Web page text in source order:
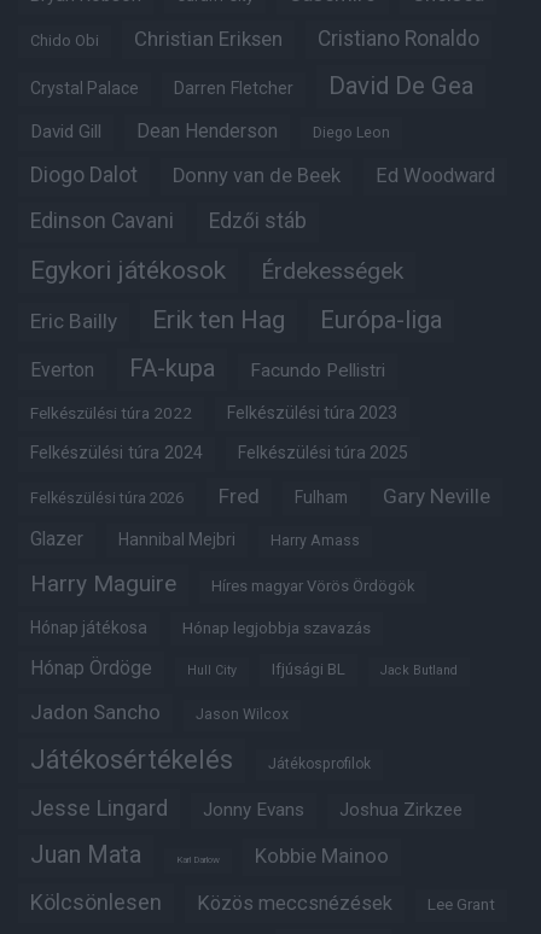
Chido Obi Christian Eriksen Cristiano Ronaldo
Crystal Palace Darren Fletcher David De Gea
David Gill Dean Henderson Diego Leon
Diogo Dalot Donny van de Beek Ed Woodward
Edinson Cavani Edzői stáb
Egykori játékosok Érdekességek
Eric Bailly Erik ten Hag Európa-liga
Everton FA-kupa Facundo Pellistri
Felkészülési túra 2022 Felkészülési túra 2023
Felkészülési túra 2024 Felkészülési túra 2025
Felkészülési túra 2026 Fred Fulham Gary Neville
Glazer Hannibal Mejbri Harry Amass
Harry Maguire Híres magyar Vörös Ördögök
Hónap játékosa Hónap legjobbja szavazás
Hónap Ördöge Hull City Ifjúsági BL Jack Butland
Jadon Sancho Jason Wilcox
Játékosértékelés Játékosprofilok
Jesse Lingard Jonny Evans Joshua Zirkzee
Juan Mata Karl Darlow Kobbie Mainoo
Kölcsönlesen Közös meccsnézések Lee Grant